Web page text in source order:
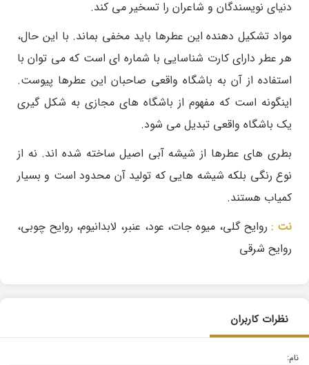
دنیای نویسندگان و شاعران را تسخیر می کند.
مواد تشکیل دهنده این عطرها باید مخفی بماند. با این حال،
هر عطر دارای کارت شناسایی با شماره ای است که می توان با
استفاده از آن به باشگاه واقعی صاحبان این عطرها پیوست.
اینگونه است که مفهوم از باشگاه های مجازی به شکل گیری
یک باشگاه واقعی تبدیل می شود.
بطری های عطرها از شیشه آبی اصیل ساخته شده اند. نه از
نوع رنگی بلکه شیشه هایی که تولید آن محدود است و بسیار
کمیاب هستند.
نت : روایح گلی، میوه جات، عود، عنبر، لابدانیوم، روایح چوبی،
روایح شرقی
نظرات کاربران
نام: